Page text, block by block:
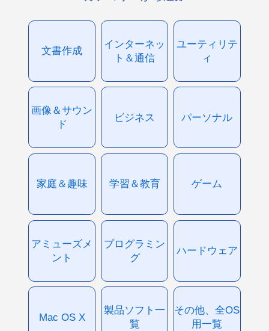
文書作成
インターネッ
ト＆通信
ユーティリテ
ィ
画像＆サウン
ド
ビジネス パーソナル
家庭＆趣味 学習＆教育 ゲーム
アミューズメ
ント
プログラミン
グ
ハードウェア
Mac OS X
製品ソフト一
覧
その他、全OS
用一覧